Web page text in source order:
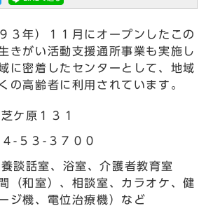
３年）１１月にオープンしたこの
きがい活動支援通所事業も実施し
に密着したセンターとして、地域
の高齢者に利用されています。
ケ原１３１
-５３-３７００
談話室、浴室、介護者教育室
（和室）、相談室、カラオケ、健
ジ機、電位治療機）など